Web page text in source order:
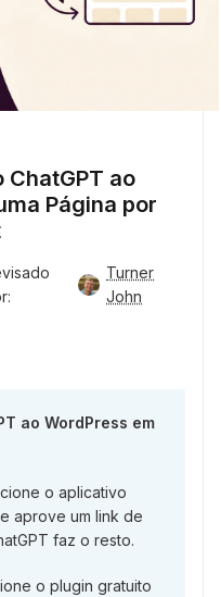
ChatGPT ao
Página por
Turner
John
ao WordPress em
o aplicativo
aprove um link de
faz o resto.
o plugin gratuito